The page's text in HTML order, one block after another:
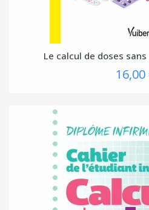
Le calcul de doses
16,00